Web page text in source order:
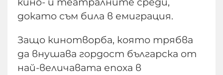
докато съм била в емиграция.
Защо кинотворба, която трябва
да внушава гордост българска от
най-величавата епоха в